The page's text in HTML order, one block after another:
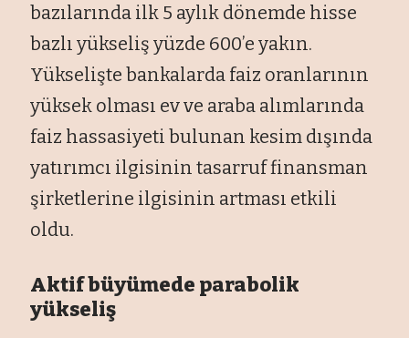
bazılarında ilk 5 aylık dönemde hisse
bazlı yükseliş yüzde 600’e yakın.
Yükselişte bankalarda faiz oranlarının
yüksek olması ev ve araba alımlarında
faiz hassasiyeti bulunan kesim dışında
yatırımcı ilgisinin tasarruf finansman
şirketlerine ilgisinin artması etkili
oldu.
Aktif büyümede parabolik
yükseliş